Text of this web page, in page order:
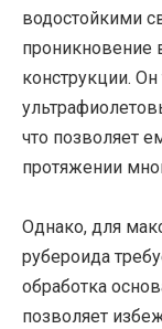
водостойкими
проникновение
конструкции.
что позволяет
протяжении
Однако, для
рубероида
обработка
позволяет